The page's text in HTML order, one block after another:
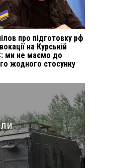
про підготовку рф
на Курській
ми не маємо до
жодного стосунку